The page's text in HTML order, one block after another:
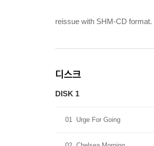
reissue with SHM-CD
디스크
DISK 1
01 Urge For Going